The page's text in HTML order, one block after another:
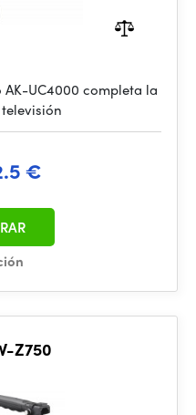
UC4000 completa la
€
Z750